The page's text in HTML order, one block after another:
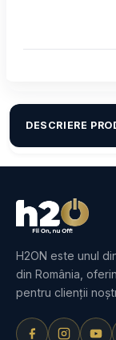
DESCRIERE
H2ON este unul
din România,
pentru clienții